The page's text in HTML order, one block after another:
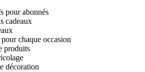
pour abonnés
cadeaux
chaque occasion
produits
décoration